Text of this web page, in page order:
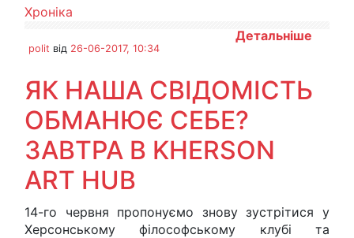
Хроніка
Детальніше
polit від 26-06-2017, 10:34
ЯК НАША СВІДОМІСТЬ
ОБМАНЮЄ СЕБЕ?
ЗАВТРА В KHERSON
ART HUB
14-го червня пропонуємо знову зустрітися у
Херсонському філософському клубі та